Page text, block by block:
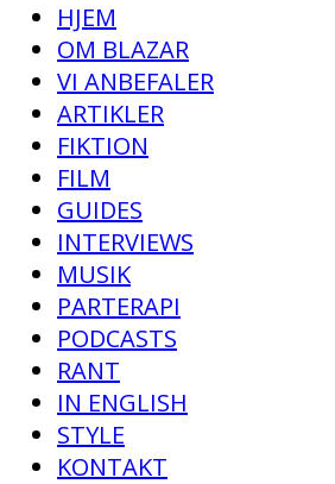
HJEM
OM BLAZAR
VI ANBEFALER
ARTIKLER
FIKTION
FILM
GUIDES
INTERVIEWS
MUSIK
PARTERAPI
PODCASTS
RANT
IN ENGLISH
STYLE
KONTAKT